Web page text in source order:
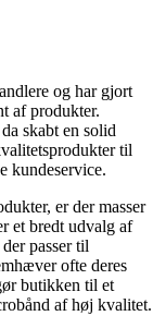
og har gjort
af produkter.
skabt en solid
til
kundeservice.
er der masser
et bredt udvalg af
passer til
ofte deres
butikken til et
af høj kvalitet.